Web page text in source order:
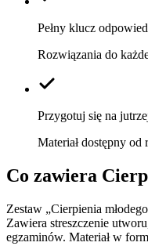
Pełny klucz
Rozwiązania do
Przygotuj się na
Materiał dostępny
Co zawiera
Zestaw „Cierpienia
Zawiera streszczenie
egzaminów. Materiał w